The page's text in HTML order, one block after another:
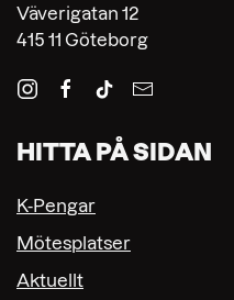
Väverigatan 12
415 11 Göteborg
HITTA PÅ SIDAN
K-Pengar
Mötesplatser
Aktuellt